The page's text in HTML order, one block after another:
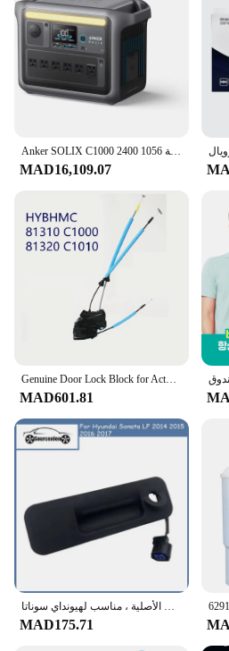
MAD16,109.07
MAD601.81
مقبض قفل بغطاء جذع من شركة تصنيع المعدات الأصلية ، مناسب لهيونداي سوناتا LF من من من من من ، من 81260C1000 C1000 81260-C1000
MAD175.71